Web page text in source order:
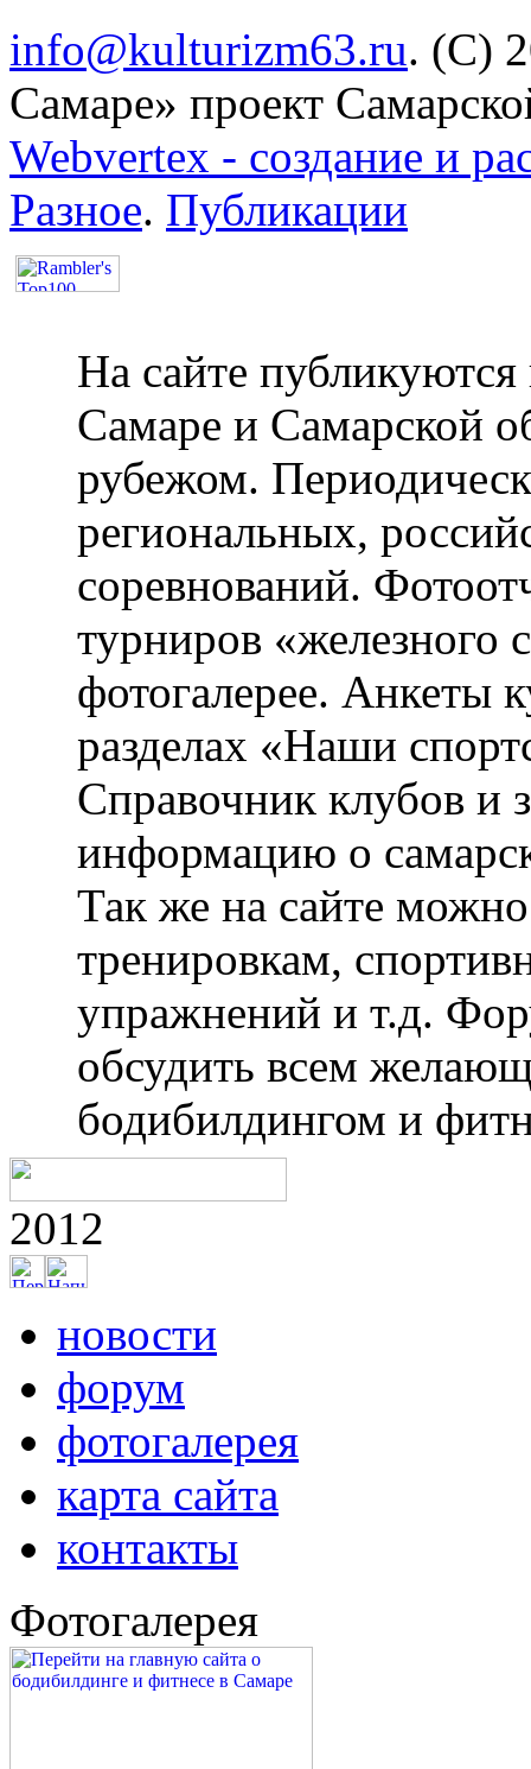
info@kulturizm63.ru. (C)
Самаре» проект
Webvertex - создание и
Разное. Публикации
На сайте публикуются
Самаре и Самарской
рубежом.
региональных,
соревнований.
турниров «железного
фотогалерее. Анкеты
разделах «Наши
Справочник клубов и
информацию о
Так же на сайте
тренировкам,
упражнений и т.д.
обсудить всем
бодибилдингом и
2012
новости
форум
фотогалерея
карта сайта
контакты
Фотогалерея